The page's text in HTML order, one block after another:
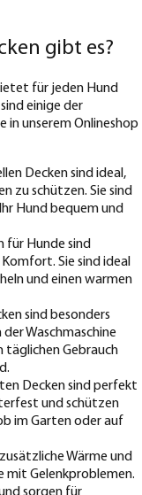
gibt es?
für jeden Hund
einige der
in unserem Onlineshop
Decken sind ideal,
zu schützen. Sie sind
Hund bequem und
für Hunde sind
Sie sind ideal
und einen warmen
sind besonders
Waschmaschine
täglichen Gebrauch
Decken sind perfekt
und schützen
im Garten oder auf
Wärme und
mit Gelenkproblemen.